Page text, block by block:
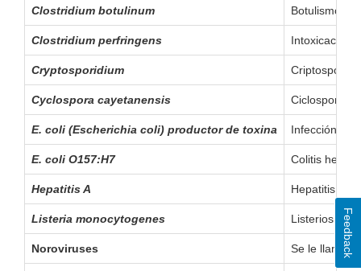
Clostridium botulinum Botulismo
Clostridium perfringens Intoxicación
Cryptosporidium
Cyclospora cayetanensis Ciclosporiasis
E. coli (Escherichia coli) productor de toxina Infección por
E. coli O157:H7 Colitis
Hepatitis A Hepatitis
Listeria monocytogenes Listeriosis
Noroviruses Se le llamaFeedback